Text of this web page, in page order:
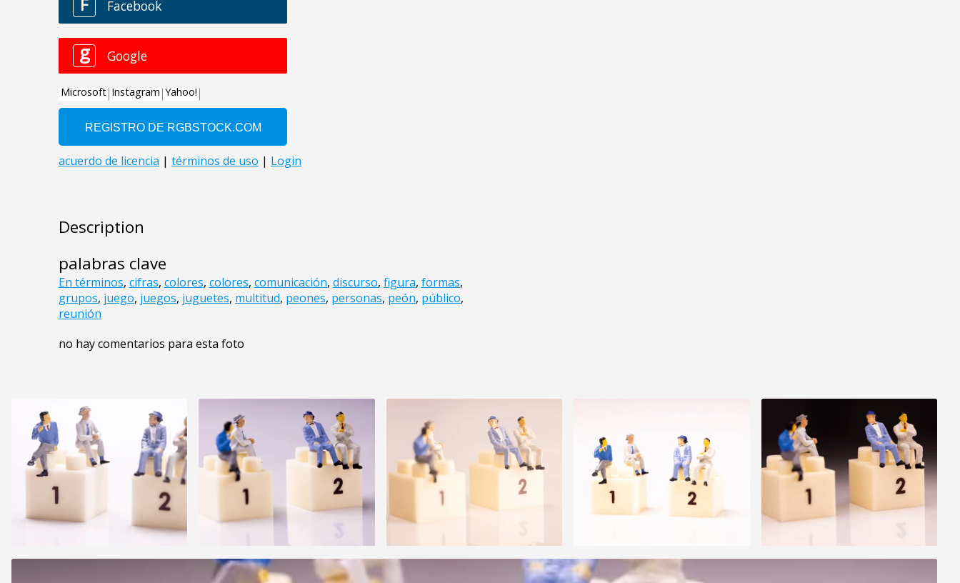
Description
palabras clave
En términos, cifras, colores, colores, comunicación, discurso, figura, formas,
grupos, juego, juegos, juguetes, multitud, peones, personas, peón, público,
reunión
no hay comentarios para esta foto